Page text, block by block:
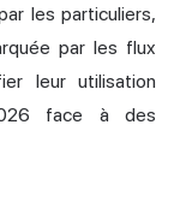
les particuliers,
par les flux
leur utilisation
face à des